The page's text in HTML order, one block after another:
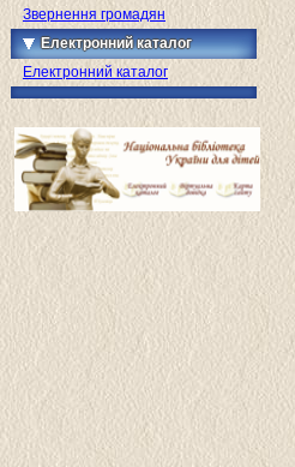
Звернення громадян
Електронний каталог
Електронний каталог